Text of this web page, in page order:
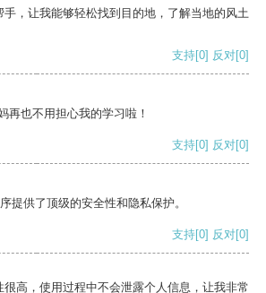
，让我能够轻松找到目的地，了解当地的风土
支持[0] 反对[0]
再也不用担心我的学习啦！
支持[0] 反对[0]
提供了顶级的安全性和隐私保护。
支持[0] 反对[0]
高，使用过程中不会泄露个人信息，让我非常